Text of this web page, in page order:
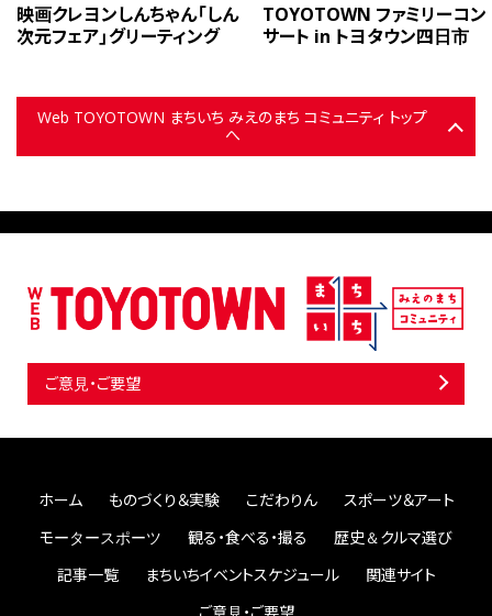
映画クレヨンしんちゃん「しん
次元フェア」グリーティング
TOYOTOWN ファミリーコン
サート in トヨタウン四日市
Web TOYOTOWN まちいち みえのまち コミュニティ トップ
へ
ご意見・ご要望
ホーム ものづくり＆実験 こだわりん
スポーツ＆アート
モータースポーツ
観る・食べる・撮る
歴史＆クルマ選び
記事一覧
まちいちイベントスケジュール
関連サイト